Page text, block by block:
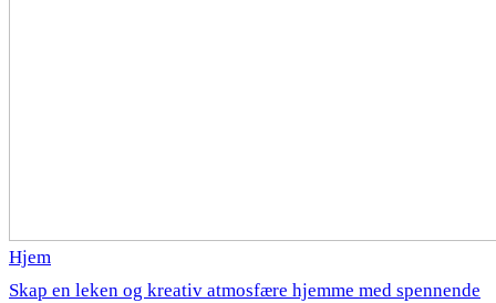
Hjem
Skap en leken og kreativ atmosfære hjemme med spennende